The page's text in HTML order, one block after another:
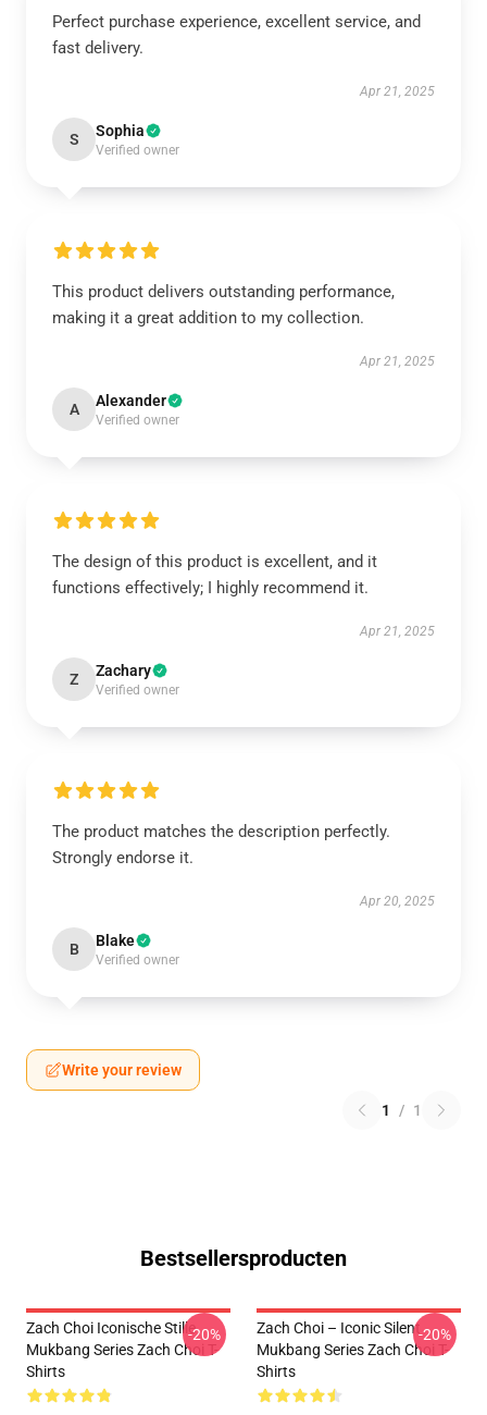
Perfect purchase experience, excellent service, and
fast delivery.
Apr 21, 2025
S Sophia
Verified owner
This product delivers outstanding performance,
making it a great addition to my collection.
Apr 21, 2025
A Alexander
Verified owner
The design of this product is excellent, and it
functions effectively; I highly recommend it.
Apr 21, 2025
Z Zachary
Verified owner
The product matches the description perfectly.
Strongly endorse it.
Apr 20, 2025
B Blake
Verified owner
Write your review
1 / 1
Bestsellersproducten
Zach Choi Iconische Stille
Mukbang Series Zach Choi T-
Shirts
-20%
Zach Choi – Iconic Silent
Mukbang Series Zach Choi T-
Shirts
-20%